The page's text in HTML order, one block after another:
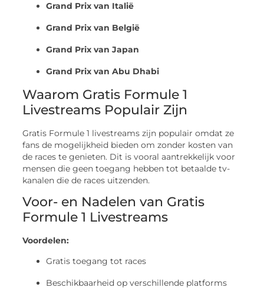
Grand Prix van Italië
Grand Prix van België
Grand Prix van Japan
Grand Prix van Abu Dhabi
Waarom Gratis Formule 1
Livestreams Populair Zijn
Gratis Formule 1 livestreams zijn populair omdat ze
fans de mogelijkheid bieden om zonder kosten van
de races te genieten. Dit is vooral aantrekkelijk voor
mensen die geen toegang hebben tot betaalde tv-
kanalen die de races uitzenden.
Voor- en Nadelen van Gratis
Formule 1 Livestreams
Voordelen:
Gratis toegang tot races
Beschikbaarheid op verschillende platforms